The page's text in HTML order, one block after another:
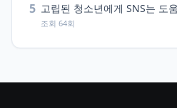
5 고립된 청소년에게 SNS는 도
조회 64회